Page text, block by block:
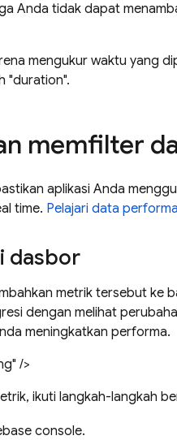
Anda tidak dapat
mengukur waktu yang
"duration".
memfilter
aplikasi Anda
time. Pelajari data
dasbor
metrik tersebut ke
dengan melihat
meningkatkan performa.
/>
ikuti langkah-langkah
console.